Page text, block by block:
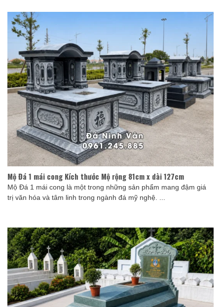
Mộ Đá 1 mái cong Kích thước Mộ rộng 81cm x dài 127cm
Mộ Đá 1 mái cong là một trong những sản phẩm mang đậm giá
trị văn hóa và tâm linh trong ngành đá mỹ nghệ. ...